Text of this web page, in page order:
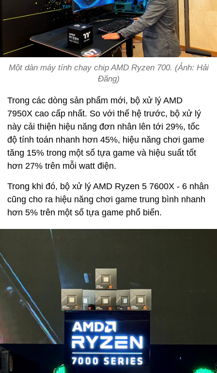
Một dàn máy tính chạy chip AMD Ryzen 700. (Ảnh: Hải
Đăng)
Trong các dòng sản phẩm mới, bộ xử lý AMD
7950X cao cấp nhất. So với thế hệ trước, bộ xử lý
này cải thiện hiệu năng đơn nhân lên tới 29%, tốc
độ tính toán nhanh hơn 45%, hiệu năng chơi game
tăng 15% trong một số tựa game và hiệu suất tốt
hơn 27% trên mỗi watt điện.
Trong khi đó, bộ xử lý AMD Ryzen 5 7600X - 6 nhân
cũng cho ra hiệu năng chơi game trung bình nhanh
hơn 5% trên một số tựa game phổ biến.